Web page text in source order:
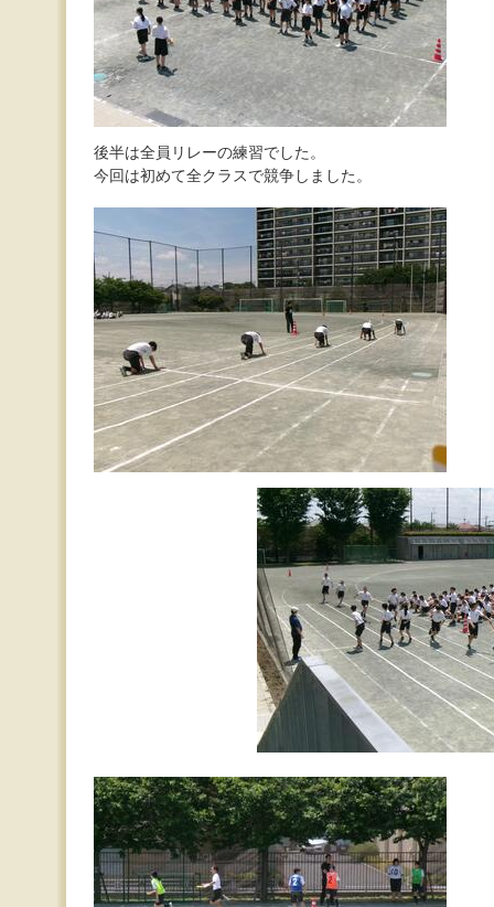
後半は全員リレーの練習でした。
今回は初めて全クラスで競争しました。